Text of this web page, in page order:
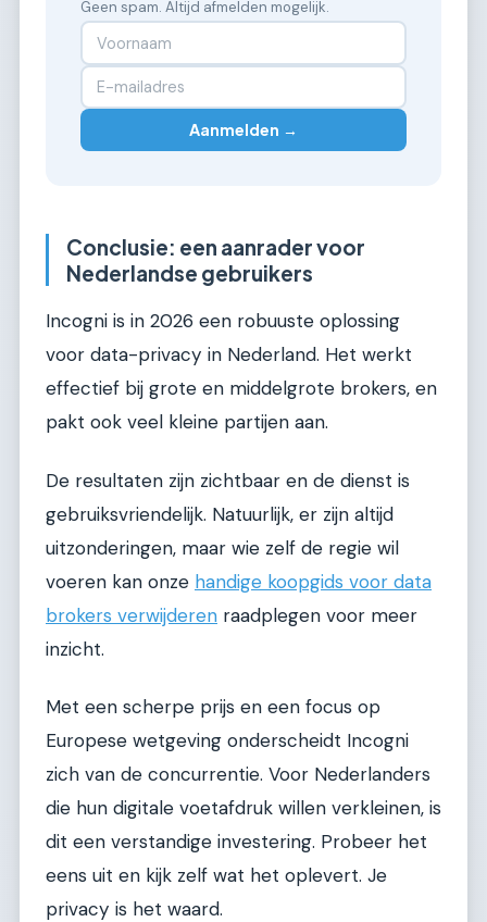
Geen spam. Altijd afmelden mogelijk.
Aanmelden →
Conclusie: een aanrader voor
Nederlandse gebruikers
Incogni is in 2026 een robuuste oplossing
voor data-privacy in Nederland. Het werkt
effectief bij grote en middelgrote brokers, en
pakt ook veel kleine partijen aan.
De resultaten zijn zichtbaar en de dienst is
gebruiksvriendelijk. Natuurlijk, er zijn altijd
uitzonderingen, maar wie zelf de regie wil
voeren kan onze handige koopgids voor data
brokers verwijderen raadplegen voor meer
inzicht.
Met een scherpe prijs en een focus op
Europese wetgeving onderscheidt Incogni
zich van de concurrentie. Voor Nederlanders
die hun digitale voetafdruk willen verkleinen, is
dit een verstandige investering. Probeer het
eens uit en kijk zelf wat het oplevert. Je
privacy is het waard.